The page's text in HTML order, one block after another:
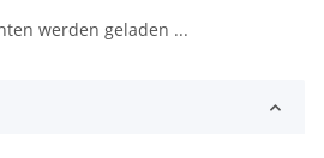
werden geladen ...